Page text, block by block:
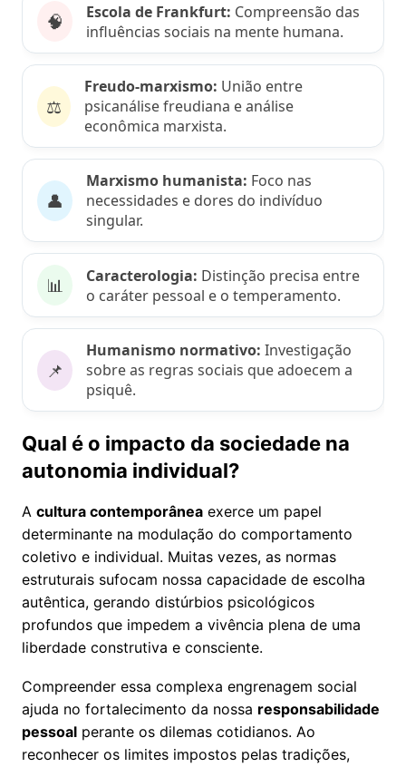
🧠 Escola de Frankfurt: Compreensão das
influências sociais na mente humana.
⚖️
Freudo-marxismo: União entre
psicanálise freudiana e análise
econômica marxista.
👤
Marxismo humanista: Foco nas
necessidades e dores do indivíduo
singular.
📊 Caracterologia: Distinção precisa entre
o caráter pessoal e o temperamento.
📌
Humanismo normativo: Investigação
sobre as regras sociais que adoecem a
psiquê.
Qual é o impacto da sociedade na
autonomia individual?
A cultura contemporânea exerce um papel
determinante na modulação do comportamento
coletivo e individual. Muitas vezes, as normas
estruturais sufocam nossa capacidade de escolha
autêntica, gerando distúrbios psicológicos
profundos que impedem a vivência plena de uma
liberdade construtiva e consciente.
Compreender essa complexa engrenagem social
ajuda no fortalecimento da nossa responsabilidade
pessoal perante os dilemas cotidianos. Ao
reconhecer os limites impostos pelas tradições,